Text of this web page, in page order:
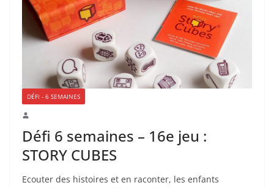
DÉFI - 6 SEMAINES
Défi 6 semaines – 16e jeu :
STORY CUBES
Ecouter des histoires et en raconter, les enfants